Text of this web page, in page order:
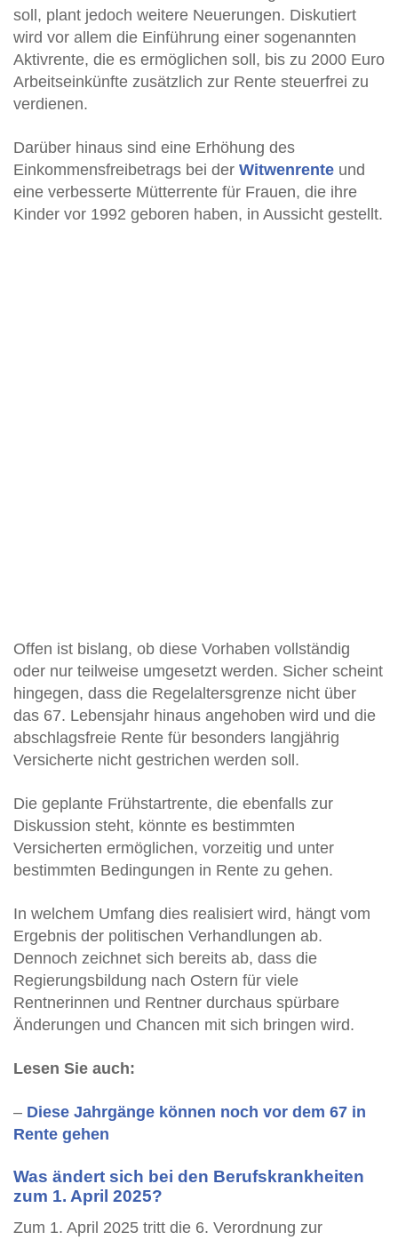
soll, plant jedoch weitere Neuerungen. Diskutiert
wird vor allem die Einführung einer sogenannten
Aktivrente, die es ermöglichen soll, bis zu 2000 Euro
Arbeitseinkünfte zusätzlich zur Rente steuerfrei zu
verdienen.
Darüber hinaus sind eine Erhöhung des
Einkommensfreibetrags bei der Witwenrente und
eine verbesserte Mütterrente für Frauen, die ihre
Kinder vor 1992 geboren haben, in Aussicht gestellt.
Offen ist bislang, ob diese Vorhaben vollständig
oder nur teilweise umgesetzt werden. Sicher scheint
hingegen, dass die Regelaltersgrenze nicht über
das 67. Lebensjahr hinaus angehoben wird und die
abschlagsfreie Rente für besonders langjährig
Versicherte nicht gestrichen werden soll.
Die geplante Frühstartrente, die ebenfalls zur
Diskussion steht, könnte es bestimmten
Versicherten ermöglichen, vorzeitig und unter
bestimmten Bedingungen in Rente zu gehen.
In welchem Umfang dies realisiert wird, hängt vom
Ergebnis der politischen Verhandlungen ab.
Dennoch zeichnet sich bereits ab, dass die
Regierungsbildung nach Ostern für viele
Rentnerinnen und Rentner durchaus spürbare
Änderungen und Chancen mit sich bringen wird.
Lesen Sie auch:
– Diese Jahr­gänge können noch vor dem 67 in
Rente gehen
Was ändert sich bei den Berufskrankheiten
zum 1. April 2025?
Zum 1. April 2025 tritt die 6. Verordnung zur